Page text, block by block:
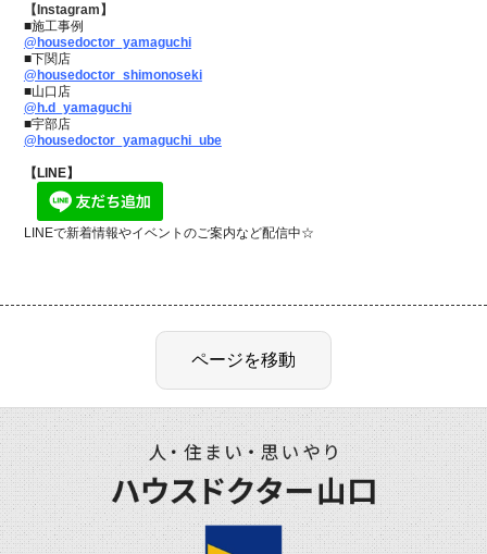
【Instagram】
■施工事例
@housedoctor_yamaguchi
■下関店
@housedoctor_shimonoseki
■山口店
@h.d_yamaguchi
■宇部店
@housedoctor_yamaguchi_ube
【LINE】
LINEで新着情報やイベントのご案内など配信中☆